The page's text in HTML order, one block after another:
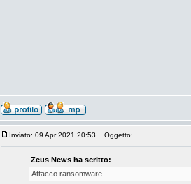
Inviato: 09 Apr 2021 20:53 Oggetto:
Zeus News ha scritto:
Attacco ransomware